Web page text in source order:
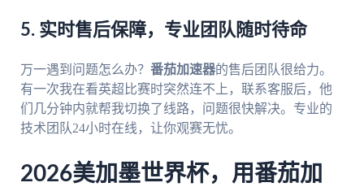
5. 实时售后保障，专业团队随时待命
万一遇到问题怎么办？ 番茄加速器的售后团队很给力。
有一次我在看英超比赛时突然连不上，联系客服后，他
们几分钟内就帮我切换了线路，问题很快解决。专业的
技术团队24小时在线，让你观赛无忧。
2026美加墨世界杯，用番茄加